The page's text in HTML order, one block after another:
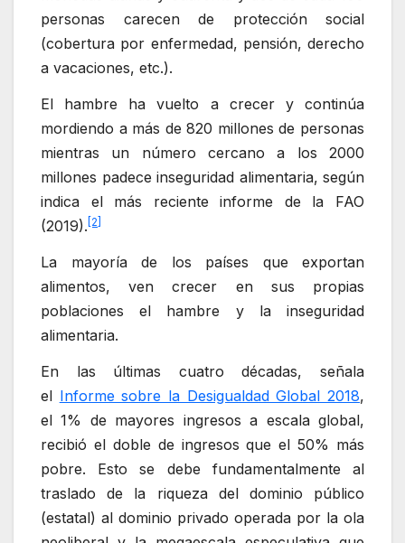
personas carecen de protección social
(cobertura por enfermedad, pensión, derecho
a vacaciones, etc.).
El hambre ha vuelto a crecer y continúa
mordiendo a más de 820 millones de personas
mientras un número cercano a los 2000
millones padece inseguridad alimentaria, según
indica el más reciente informe de la FAO
(2019). [2]
La mayoría de los países que exportan
alimentos, ven crecer en sus propias
poblaciones el hambre y la inseguridad
alimentaria.
En las últimas cuatro décadas, señala
el Informe sobre la Desigualdad Global 2018,
el 1% de mayores ingresos a escala global,
recibió el doble de ingresos que el 50% más
pobre. Esto se debe fundamentalmente al
traslado de la riqueza del dominio público
(estatal) al dominio privado operada por la ola